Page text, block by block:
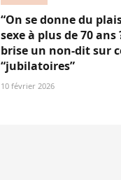
“On se donne du
sexe à plus de 70 ans
brise un non-dit sur
“jubilatoires”
10 février 2026